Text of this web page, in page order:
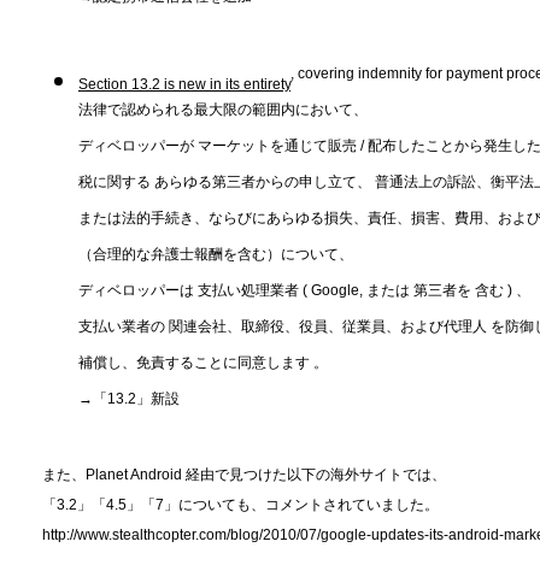
Section 13.2 is new in its entirety, covering indemnity for payment
法律で認められる最大限の範囲内において、
ディベロッパーが マーケットを通じて販売 / 配布したことから発生した
税に関する あらゆる第三者からの申し立て、 普通法上の訴訟、衡平
または法的手続き、ならびにあらゆる損失、責任、損害、費用、およ
（合理的な弁護士報酬を含む）について、
ディベロッパーは 支払い処理業者 ( Google, または 第三者を 含む ) 、
支払い業者の 関連会社、取締役、役員、従業員、および代理人 を防御
補償し、免責することに同意します 。
→「13.2」新設
また、Planet Android 経由で見つけた以下の海外サイトでは、
「3.2」「4.5」「7」についても、コメントされていました。
http://www.stealthcopter.com/blog/2010/07/google-updates-its-android-